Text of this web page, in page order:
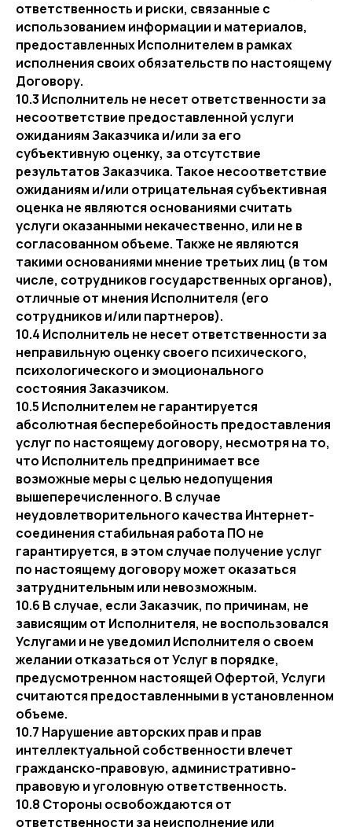
ответственность и риски, связанные с
использованием информации и материалов,
предоставленных Исполнителем в рамках
исполнения своих обязательств по настоящему
Договору.
10.3 Исполнитель не несет ответственности за
несоответствие предоставленной услуги
ожиданиям Заказчика и/или за его
субъективную оценку, за отсутствие
результатов Заказчика. Такое несоответствие
ожиданиям и/или отрицательная субъективная
оценка не являются основаниями считать
услуги оказанными некачественно, или не в
согласованном объеме. Также не являются
такими основаниями мнение третьих лиц (в том
числе, сотрудников государственных органов),
отличные от мнения Исполнителя (его
сотрудников и/или партнеров).
10.4 Исполнитель не несет ответственности за
неправильную оценку своего психического,
психологического и эмоционального
состояния Заказчиком.
10.5 Исполнителем не гарантируется
абсолютная бесперебойность предоставления
услуг по настоящему договору, несмотря на то,
что Исполнитель предпринимает все
возможные меры с целью недопущения
вышеперечисленного. В случае
неудовлетворительного качества Интернет-
соединения стабильная работа ПО не
гарантируется, в этом случае получение услуг
по настоящему договору может оказаться
затруднительным или невозможным.
10.6 В случае, если Заказчик, по причинам, не
зависящим от Исполнителя, не воспользовался
Услугами и не уведомил Исполнителя о своем
желании отказаться от Услуг в порядке,
предусмотренном настоящей Офертой, Услуги
считаются предоставленными в установленном
объеме.
10.7 Нарушение авторских прав и прав
интеллектуальной собственности влечет
гражданско-правовую, административно-
правовую и уголовную ответственность.
10.8 Стороны освобождаются от
ответственности за неисполнение или